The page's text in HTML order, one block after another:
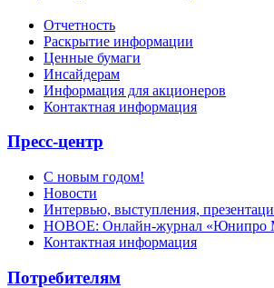
Отчетность
Раскрытие информации
Ценные бумаги
Инсайдерам
Информация для акционеров
Контактная информация
Пресс-центр
С новым годом!
Новости
Интервью, выступления,
НОВОЕ: Онлайн-журнал «Юнипро
Контактная информация
Потребителям